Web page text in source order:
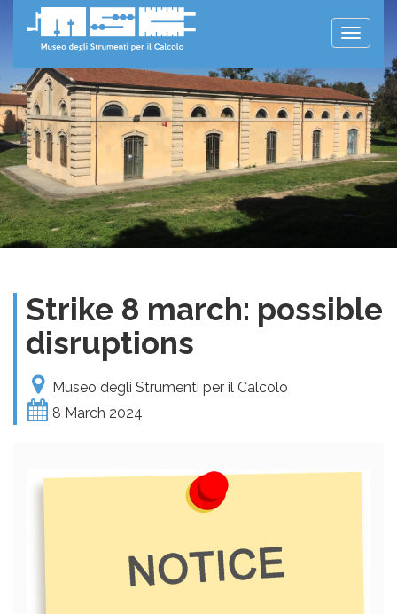
Toggle
Strike 8 march: possible
disruptions
Museo degli Strumenti per il Calcolo
8 March 2024